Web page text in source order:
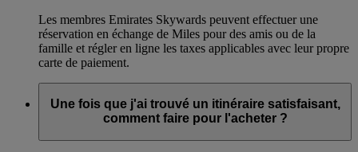
Les membres Emirates Skywards peuvent effectuer une
réservation en échange de Miles pour des amis ou de la
famille et régler en ligne les taxes applicables avec leur propre
carte de paiement.
Une fois que j'ai trouvé un itinéraire satisfaisant,
comment faire pour l'acheter ?